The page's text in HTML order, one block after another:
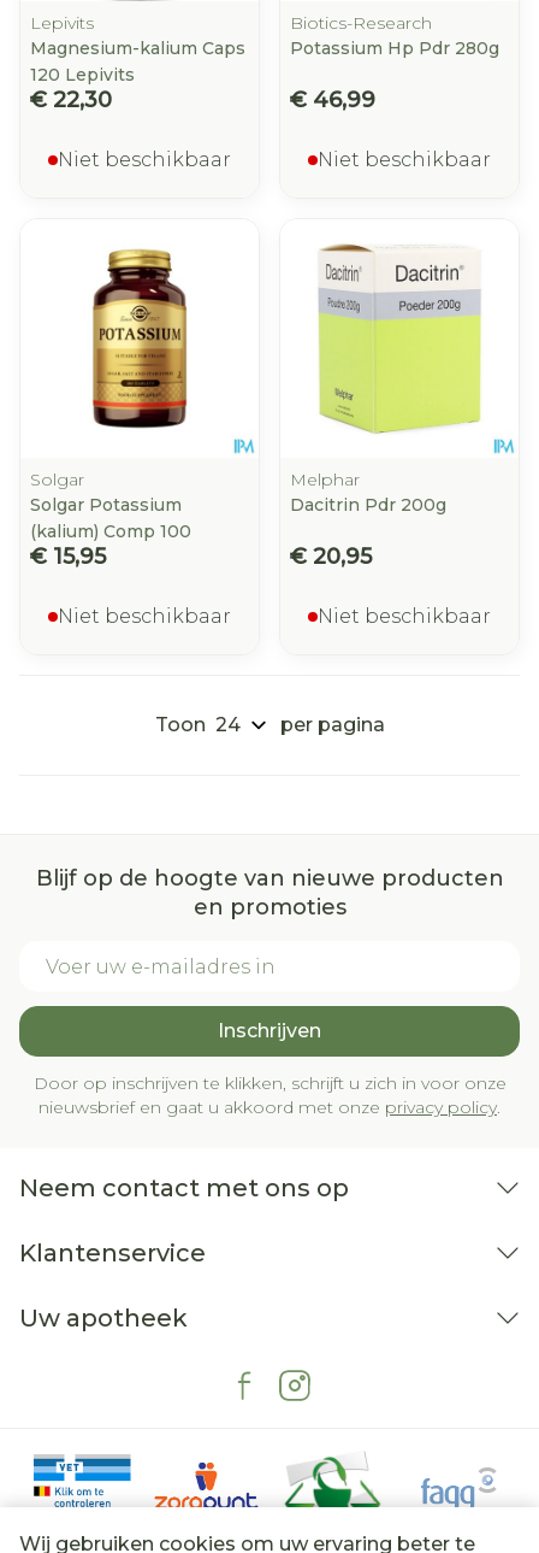
Wij gebruiken cookies om uw ervaring beter te
Lepivits
Magnesium-kalium Caps
120 Lepivits
€ 22,30
Niet beschikbaar
Biotics-Research
Potassium Hp Pdr 280g
€ 46,99
Niet beschikbaar
Solgar
Solgar Potassium
(kalium) Comp 100
€ 15,95
Niet beschikbaar
Melphar
Dacitrin Pdr 200g
€ 20,95
Niet beschikbaar
Toon per pagina
Blijf op de hoogte van nieuwe producten
en promoties
Inschrijven
Door op inschrijven te klikken, schrijft u zich in voor onze
nieuwsbrief en gaat u akkoord met onze privacy policy.
Neem contact met ons op
Klantenservice
Uw apotheek